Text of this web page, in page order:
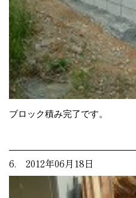
ブロック積み完了です。
6. 2012年06月18日